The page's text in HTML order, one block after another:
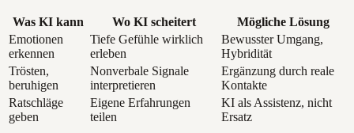
Was KI kann Wo KI scheitert
Mögliche Lösung
Emotionen
erkennen
Tiefe Gefühle wirklich
erleben
Bewusster Umgang,
Hybridität
Trösten,
beruhigen
Nonverbale Signale
interpretieren
Ergänzung durch reale
Kontakte
Ratschläge
geben
Eigene Erfahrungen
teilen
KI als Assistenz, nicht
Ersatz